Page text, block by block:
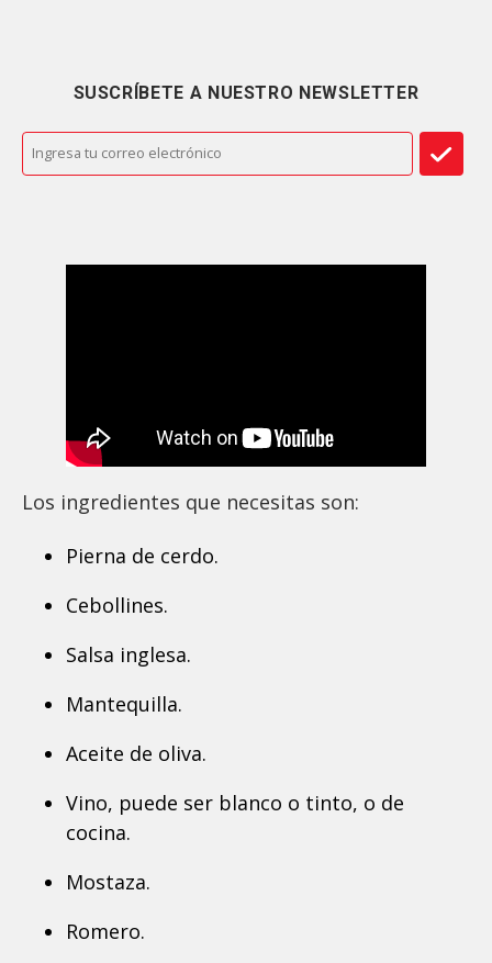
SUSCRÍBETE A NUESTRO NEWSLETTER
Los ingredientes que necesitas son:
Pierna de cerdo.
Cebollines.
Salsa inglesa.
Mantequilla.
Aceite de oliva.
Vino, puede ser blanco o tinto, o de
cocina.
Mostaza.
Romero.